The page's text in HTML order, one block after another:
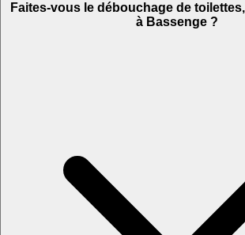
Faites-vous le débouchage de
à Bassenge ?